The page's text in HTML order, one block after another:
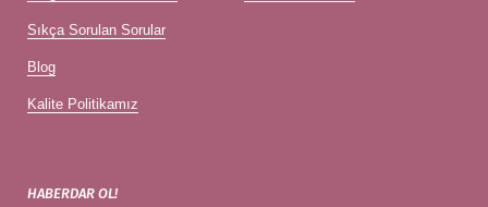
Sıkça Sorulan Sorular
Blog
Kalite Politikamız
HABERDAR OL!